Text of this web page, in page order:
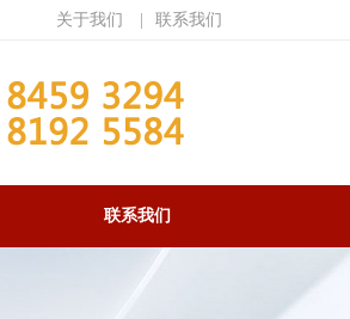
关于我们 联系我们
联系我们